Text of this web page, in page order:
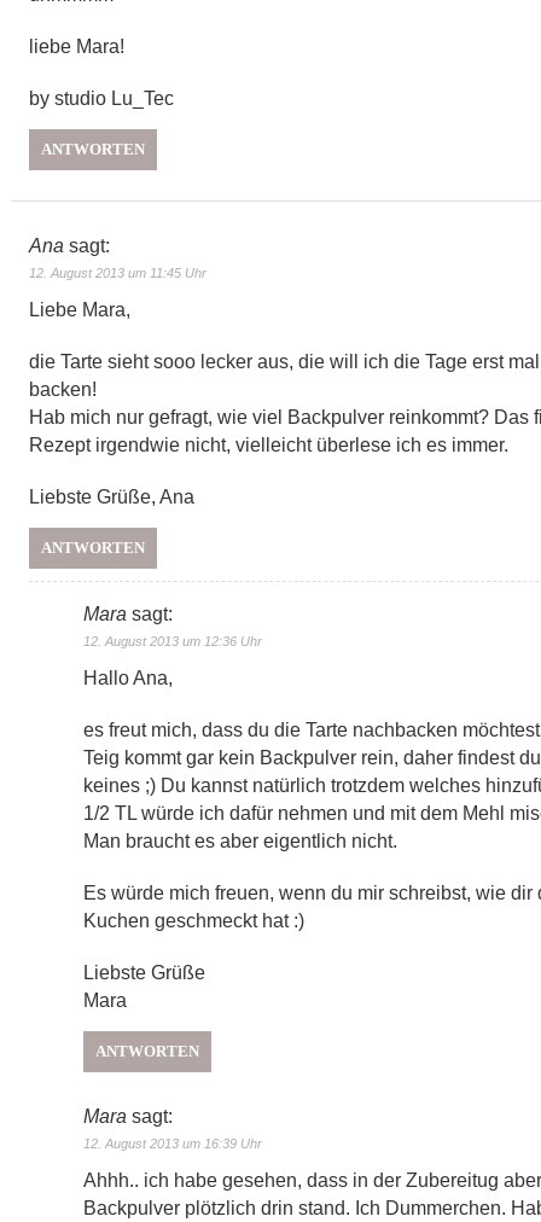
liebe Mara!
by studio Lu_Tec
ANTWORTEN
Ana sagt:
12. August 2013 um 11:45 Uhr
Liebe Mara,
die Tarte sieht sooo lecker aus, die will ich die Tage erst
backen!
Hab mich nur gefragt, wie viel Backpulver reinkommt? Das
Rezept irgendwie nicht, vielleicht überlese ich es immer.
Liebste Grüße, Ana
ANTWORTEN
Mara sagt:
12. August 2013 um 12:36 Uhr
Hallo Ana,
es freut mich, dass du die Tarte nachbacken
Teig kommt gar kein Backpulver rein, daher findest
keines ;) Du kannst natürlich trotzdem welches
1/2 TL würde ich dafür nehmen und mit dem Mehl
Man braucht es aber eigentlich nicht.
Es würde mich freuen, wenn du mir schreibst, wie dir
Kuchen geschmeckt hat :)
Liebste Grüße
Mara
ANTWORTEN
Mara sagt:
12. August 2013 um 16:39 Uhr
Ahhh.. ich habe gesehen, dass in der Zubereitug aber
Backpulver plötzlich drin stand. Ich Dummerchen.